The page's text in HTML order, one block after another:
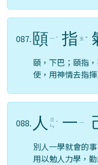
087. 頤 ㄧ ˊ 指 ㄓ ˇ
頤，下巴；頤指
使，用神情去指
088. 人
ㄖ
ㄣ ˊ 一 ㄧ
別人一學就會的
用以勉人力學，